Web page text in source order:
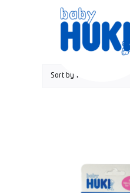
Sort by Price